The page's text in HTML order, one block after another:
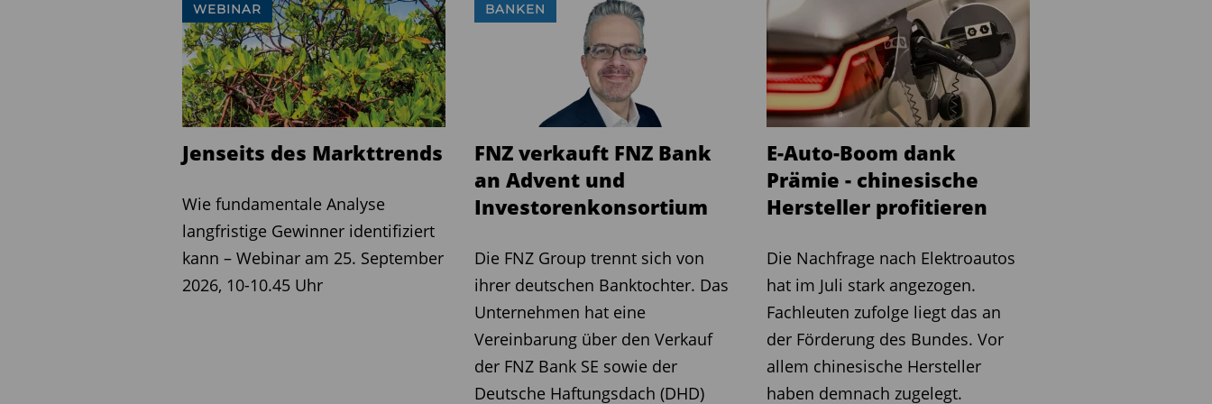
Agio bis zu 0,0%
Perf. Fee
Jahresgebühr 1,3 % (A), 1,6 %(R)
Auflagedatum 17.03.2025
Internet https://i-c-m.de/
WEBINAR
Jenseits des Markttrends
Wie fundamentale Analyse
langfristige Gewinner identifiziert
kann – Webinar am 25. September
2026, 10-10.45 Uhr
BANKEN
FNZ verkauft FNZ Bank
an Advent und
Investorenkonsortium
Die FNZ Group trennt sich von
ihrer deutschen Banktochter. Das
Unternehmen hat eine
Vereinbarung über den Verkauf
der FNZ Bank SE sowie der
Deutsche Haftungsdach (DHD)
E-Auto-Boom dank
Prämie - chinesische
Hersteller profitieren
Die Nachfrage nach Elektroautos
hat im Juli stark angezogen.
Fachleuten zufolge liegt das an
der Förderung des Bundes. Vor
allem chinesische Hersteller
haben demnach zugelegt.